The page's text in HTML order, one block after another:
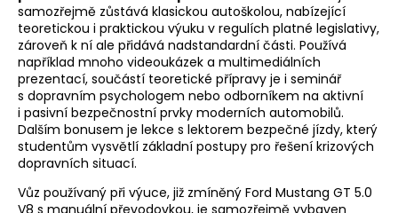
samozřejmě zůstává klasickou autoškolou, nabízející
teoretickou i praktickou výuku v regulích platné legislativy,
zároveň k ní ale přidává nadstandardní části. Používá
například mnoho videoukázek a multimediálních
prezentací, součástí teoretické přípravy je i seminář
s dopravním psychologem nebo odborníkem na aktivní
i pasivní bezpečnostní prvky moderních automobilů.
Dalším bonusem je lekce s lektorem bezpečné jízdy, který
studentům vysvětlí základní postupy pro řešení krizových
dopravních situací.
Vůz používaný při výuce, již zmíněný Ford Mustang GT 5.0